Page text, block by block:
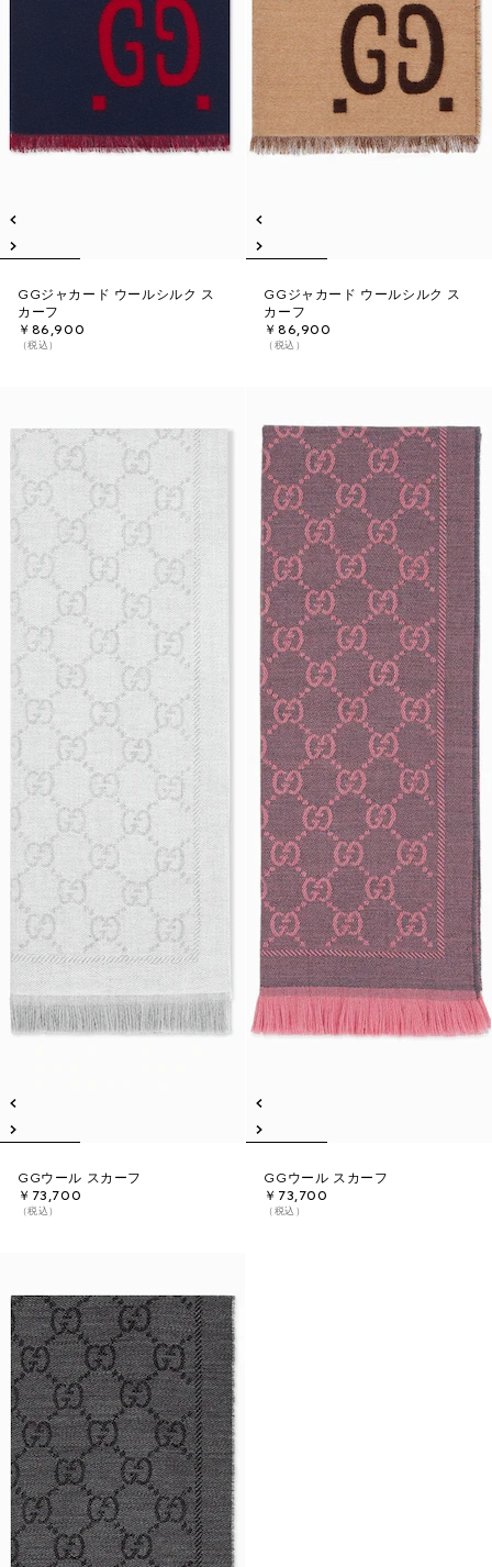
GGジャカード ウールシルク ス
カーフ
￥86,900
（税込）
GGジャカード ウールシルク ス
カーフ
￥86,900
（税込）
GGウール スカーフ
￥73,700
（税込）
GGウール スカーフ
￥73,700
（税込）